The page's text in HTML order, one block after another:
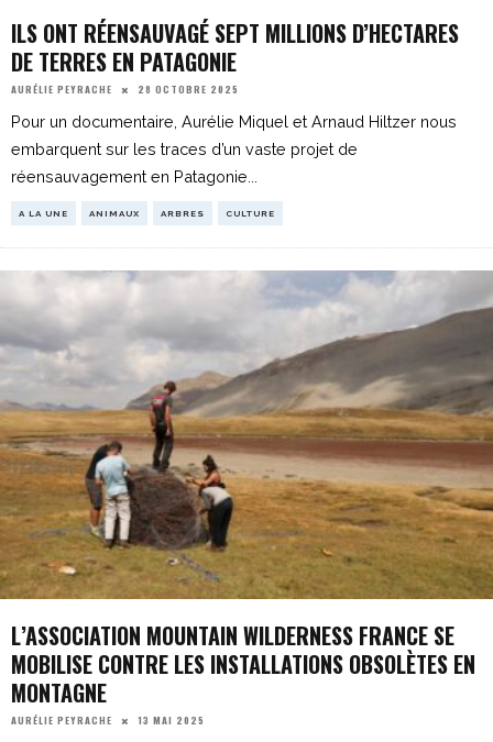
ILS ONT RÉENSAUVAGÉ SEPT MILLIONS D’HECTARES
DE TERRES EN PATAGONIE
AURÉLIE PEYRACHE 28 OCTOBRE 2025
Pour un documentaire, Aurélie Miquel et Arnaud Hiltzer nous
embarquent sur les traces d’un vaste projet de
réensauvagement en Patagonie
A LA UNE ANIMAUX ARBRES CULTURE
L’ASSOCIATION MOUNTAIN WILDERNESS FRANCE SE
MOBILISE CONTRE LES INSTALLATIONS OBSOLÈTES EN
MONTAGNE
AURÉLIE PEYRACHE 13 MAI 2025